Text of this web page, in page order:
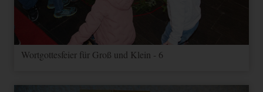
Wortgottesfeier für Groß und Klein - 6